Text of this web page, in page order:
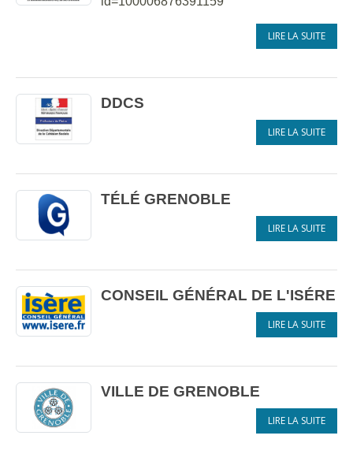
LIRE LA SUITE
DDCS
LIRE LA SUITE
TÉLÉ GRENOBLE
LIRE LA SUITE
CONSEIL GÉNÉRAL DE L'ISÉRE
LIRE LA SUITE
VILLE DE GRENOBLE
LIRE LA SUITE